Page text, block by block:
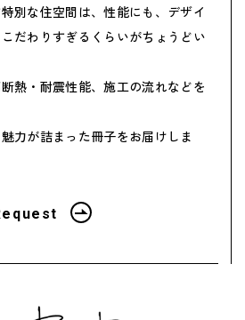
別な住空間は、性能にも、デザイ
だわりすぎるくらいがちょうどい
熱・耐震性能、施工の流れなどを
力が詰まった冊子をお届けしま